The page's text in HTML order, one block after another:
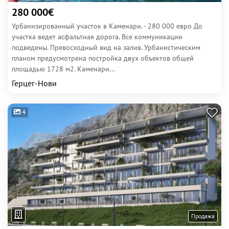
280 000€
Урбанизированный участок в Каменари. - 280 000 евро До
участка ведет асфальтная дорога. Все коммуникации
подведены. Превосходный вид на залив. Урбанистическим
планом предусмотрена постройка двух объектов общей
площадью 1728 м2. Каменари...
Герцег-Нови
4
Продажа